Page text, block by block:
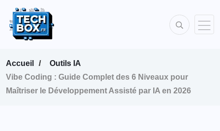
Accueil
Outils IA
Vibe Coding : Guide Complet des 6 Niveaux pour
Maîtriser le Développement Assisté par IA en 2026